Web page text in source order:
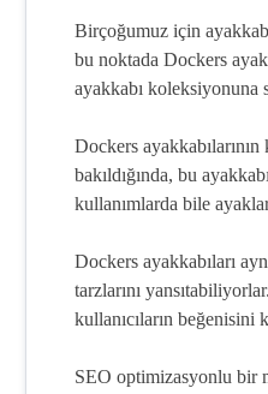
Birçoğumuz için
bu noktada Dockers
ayakkabı koleksiyonuna
Dockers
bakıldığında, bu
kullanımlarda bile
Dockers ayakkabıları
tarzlarını
kullanıcıların beğenisini
SEO optimizasyonlu bir